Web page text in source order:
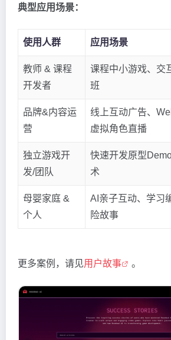
典型应用场景：
使用人群 应用场景
教师 & 课程
开发者
课程中小游戏、交
班
品牌&内容运
营
线上互动广告、
虚拟角色直播
独立游戏开
发/团队
快速开发原型
术
母婴家庭 &
个人
AI亲子互动、学习
险故事
更多案例，请见用户故事 。